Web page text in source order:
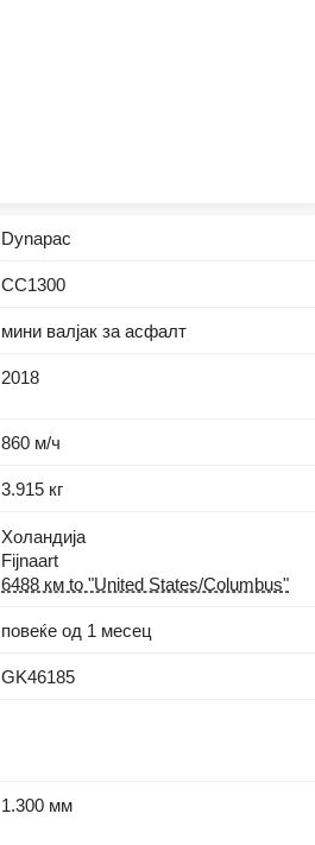
Dynapac
CC1300
мини валјак за асфалт
2018
860 м/ч
3.915 кг
Холандија
Fijnaart
6488 км to "United States/Columbus"
повеќе од 1 месец
GK46185
1.300 мм